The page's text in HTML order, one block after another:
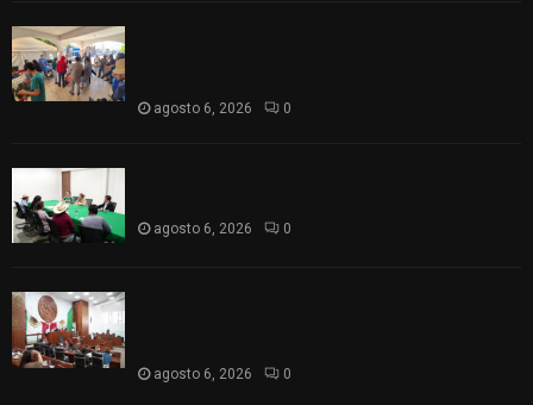
agosto 6, 2026 0
agosto 6, 2026 0
agosto 6, 2026 0